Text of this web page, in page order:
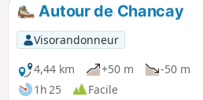
Autour de Chancay
Visorandonneur
4,44 km
+50 m
-50 m
1h 25
Facile